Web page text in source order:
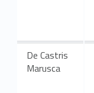
De Castris
Marusca